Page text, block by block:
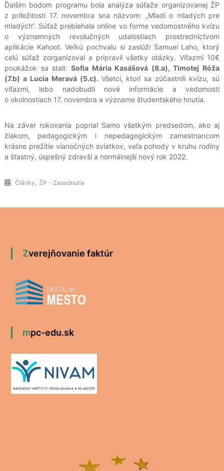
Ďalším bodom programu bola analýza súťaže organizovanej ŽP
z príležitosti 17. novembra sna názvom: „Mladí o mladých pre
mladých“. Súťaž prebiehala online vo forme vedomostného kvízu
o významných revolučných udalostiach prostredníctvom
aplikácie Kahoot. Veľkú pochvalu si zaslúži Samuel Laho, ktorý
celú súťaž zorganizoval a pripravil všetky otázky. Víťazmi 10€
poukážok sa stali: Sofia Mária Kasášová (8.a), Timotej Róža
(7.b) a Lucia Meravá (5.c). Všetci, ktorí sa zúčastnili kvízu, sú
víťazmi, lebo nadobudli nové informácie a vedomosti
o okolnostiach 17. novembra a význame študentského hnutia.
Na záver rokovania poprial Samo všetkým predsedom, ako aj
žiakom, pedagogickým i nepedagogickým zamestnancom
krásne prežitie vianočných sviatkov, veľa pohody v kruhu rodiny
a šťastný, úspešný zdravší a normálnejší nový rok 2022.
Články , ŽP - Zasadnutia
Zverejňovanie faktúr
mpc-edu.sk